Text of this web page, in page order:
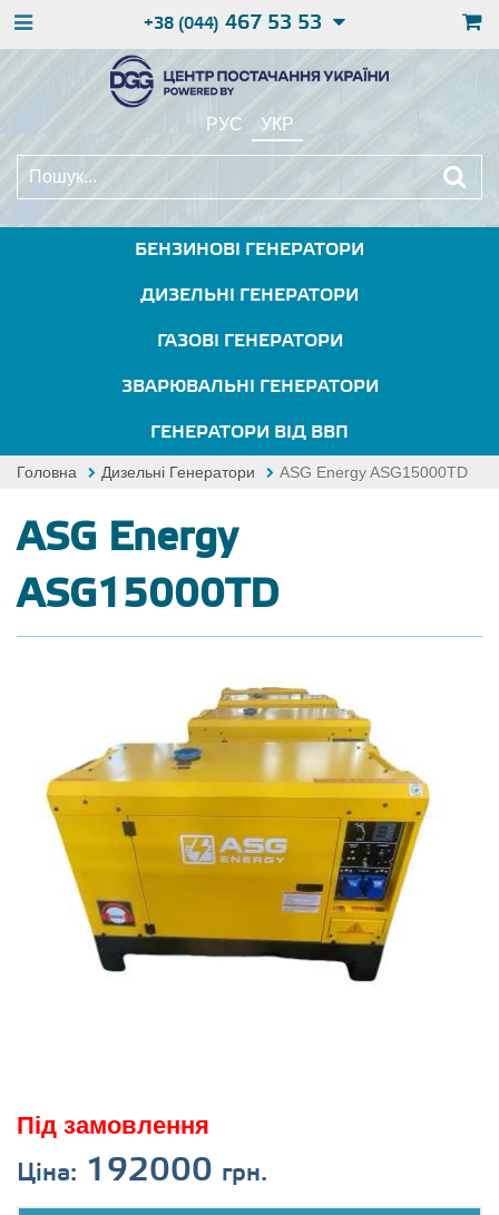
+38 (044) 467 53 53
РУС УКР
БЕНЗИНОВІ ГЕНЕРАТОРИ
ДИЗЕЛЬНІ ГЕНЕРАТОРИ
ГАЗОВІ ГЕНЕРАТОРИ
ЗВАРЮВАЛЬНІ ГЕНЕРАТОРИ
ГЕНЕРАТОРИ ВІД ВВП
Головна Дизельні Генератори ASG Energy ASG15000TD
ASG Energy
ASG15000TD
Під замовлення
Ціна: 192000 грн.